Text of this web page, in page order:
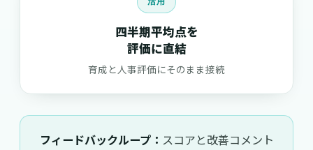
四半期平均点を
評価に直結
育成と人事評価にそのまま接続
フィードバックループ： スコアと改善コメント